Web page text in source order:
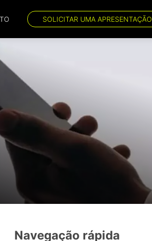
SOLICITAR UMA APRESENTAÇÃO
Navegação rápida